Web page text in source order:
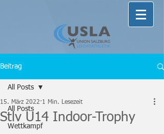
Beitrag
All Posts
Wettkampf
All Posts
Stlv U14 Indoor-Trophy
15. März 2022 1 Min. Lesezeit